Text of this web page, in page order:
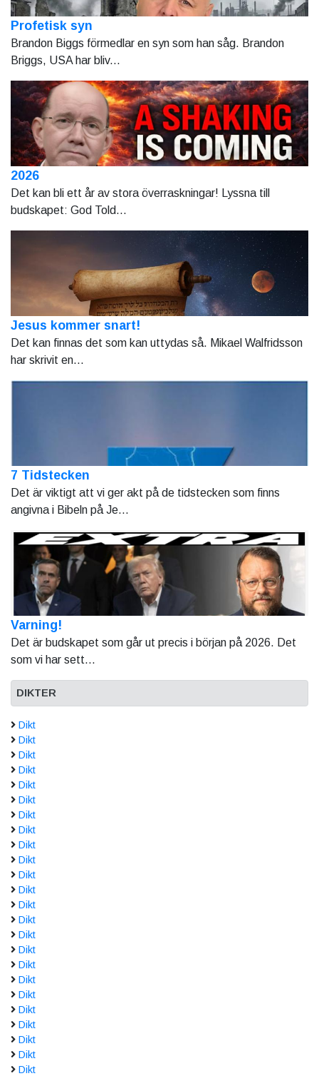
Profetisk syn
Brandon Biggs förmedlar en syn som han såg. Brandon
Briggs, USA har bliv...
2026
Det kan bli ett år av stora överraskningar! Lyssna till
budskapet: God Told...
Jesus kommer snart!
Det kan finnas det som kan uttydas så. Mikael Walfridsson
har skrivit en...
7 Tidstecken
Det är viktigt att vi ger akt på de tidstecken som finns
angivna i Bibeln på Je...
Varning!
Det är budskapet som går ut precis i början på 2026. Det
som vi har sett...
DIKTER
Dikt
Dikt
Dikt
Dikt
Dikt
Dikt
Dikt
Dikt
Dikt
Dikt
Dikt
Dikt
Dikt
Dikt
Dikt
Dikt
Dikt
Dikt
Dikt
Dikt
Dikt
Dikt
Dikt
Dikt